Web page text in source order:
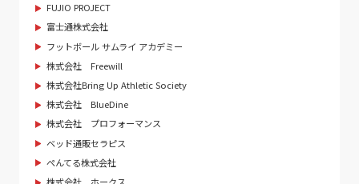
FUJIO PROJECT
富士通株式会社
フットボール サムライ アカデミー
株式会社 Freewill
株式会社Bring Up Athletic Society
株式会社 BlueDine
株式会社 プロフォーマンス
ベッド通販セラピス
ぺんてる株式会社